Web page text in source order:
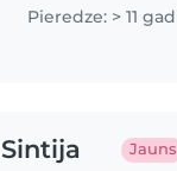
Pirmās palīdzības
vedina bērnus ar
Pieredze: > 11
Sintija Jauns